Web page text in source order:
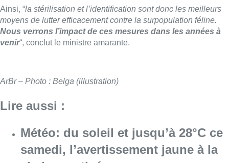
Ainsi, “la stérilisation et l’identification sont donc les meilleurs
moyens de lutter efficacement contre la surpopulation féline.
Nous verrons l’impact de ces mesures dans les années à
venir“, conclut le ministre amarante.
ArBr – Photo : Belga (illustration)
Lire aussi :
Météo: du soleil et jusqu’à 28°C ce
samedi, l’avertissement jaune à la